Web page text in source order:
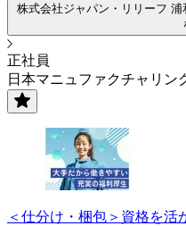
株式会社ジャパン・リリーフ
正社員
日本マニュファクチャリン
＜仕分け・梱包＞資格を